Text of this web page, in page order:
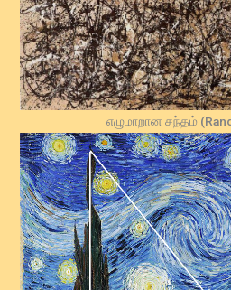
எழுமாறான சந்தம்